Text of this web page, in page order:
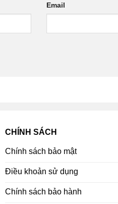
Email
CHÍNH SÁCH
Chính sách bảo mật
Điều khoản sử dụng
Chính sách bảo hành